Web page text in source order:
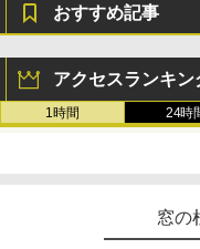
おすすめ記事
アクセスランキン
1時間 24時
窓の